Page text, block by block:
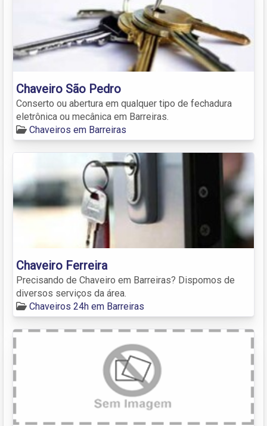
Chaveiro São Pedro
Conserto ou abertura em qualquer tipo de fechadura
eletrônica ou mecânica em Barreiras.
Chaveiros em Barreiras
Chaveiro Ferreira
Precisando de Chaveiro em Barreiras? Dispomos de
diversos serviços da área.
Chaveiros 24h em Barreiras